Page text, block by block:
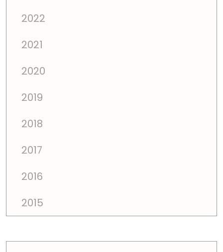
2022
2021
2020
2019
2018
2017
2016
2015